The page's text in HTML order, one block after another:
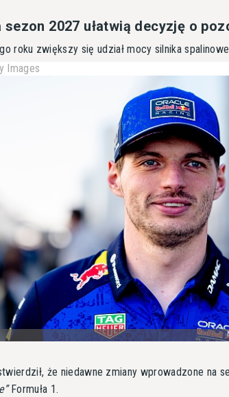
2027 ułatwią decyzję o
roku zwiększy się udział mocy silnika
Images
że niedawne zmiany wprowadzone na
Formuła 1.